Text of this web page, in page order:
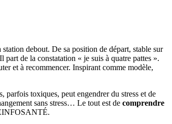
debout. De sa position de départ, stable sur
part de la constatation « je suis à quatre pattes ».
et à recommencer. Inspirant comme modèle,
parfois toxiques, peut engendrer du stress et de
sans stress… Le tout est de comprendre